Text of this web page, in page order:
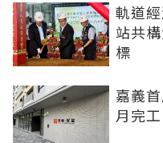
軌道
站共
標
嘉義
月完